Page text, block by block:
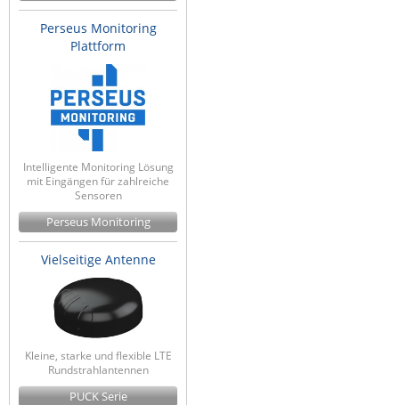
Perseus Monitoring
Plattform
Intelligente Monitoring Lösung
mit Eingängen für zahlreiche
Sensoren
Perseus Monitoring
Vielseitige Antenne
Kleine, starke und flexible LTE
Rundstrahlantennen
PUCK Serie